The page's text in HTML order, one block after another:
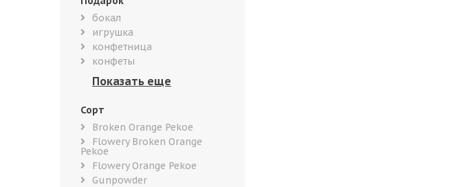
бокал
игрушка
конфетница
конфеты
Сорт
Broken Orange Pekoe
Flowery Broken Orange
Pekoe
Flowery Orange Pekoe
Gunpowder